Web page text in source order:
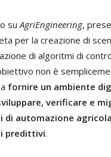
su AgriEngineering,
per la creazione di
di algoritmi di
non è
fornire un ambiente
verificare e
di automazione
predittivi.